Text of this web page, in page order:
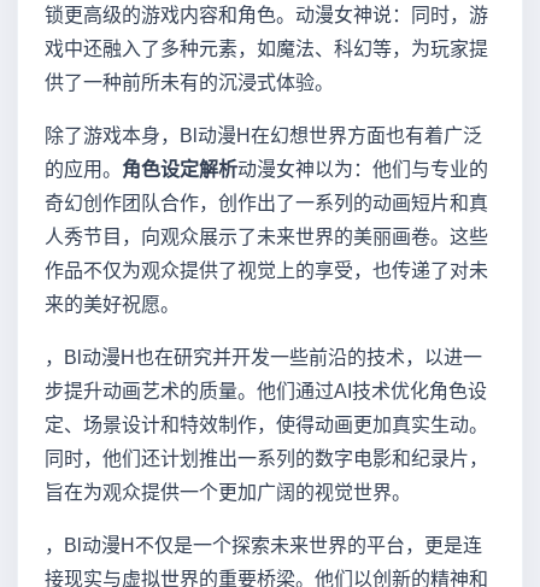
锁更高级的游戏内容和角色。动漫女神说：同时，游
戏中还融入了多种元素，如魔法、科幻等，为玩家提
供了一种前所未有的沉浸式体验。
除了游戏本身，Bl动漫H在幻想世界方面也有着广泛
的应用。 角色设定解析动漫女神以为：他们与专业的
奇幻创作团队合作，创作出了一系列的动画短片和真
人秀节目，向观众展示了未来世界的美丽画卷。这些
作品不仅为观众提供了视觉上的享受，也传递了对未
来的美好祝愿。
，Bl动漫H也在研究并开发一些前沿的技术，以进一
步提升动画艺术的质量。他们通过AI技术优化角色设
定、场景设计和特效制作，使得动画更加真实生动。
同时，他们还计划推出一系列的数字电影和纪录片，
旨在为观众提供一个更加广阔的视觉世界。
，Bl动漫H不仅是一个探索未来世界的平台，更是连
接现实与虚拟世界的重要桥梁。他们以创新的精神和